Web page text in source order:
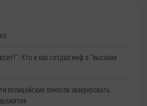
Кто и как создал миф о "высоких
полицейские помогли эвакуировать